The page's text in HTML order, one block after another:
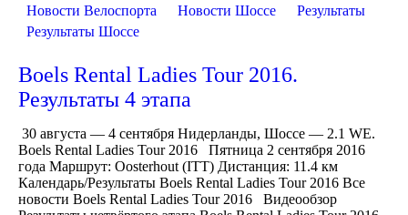
Новости Велоспорта
Новости Шоссе
Результаты
Результаты Шоссе
Boels Rental Ladies Tour 2016.
Результаты 4 этапа
30 августа — 4 сентября Нидерланды, Шоссе — 2.1 WE.
Boels Rental Ladies Tour 2016 Пятница 2 сентября 2016
года Маршрут: Oosterhout (ITT) Дистанция: 11.4 км
Календарь/Результаты Boels Rental Ladies Tour 2016 Все
новости Boels Rental Ladies Tour 2016 Видеообзор